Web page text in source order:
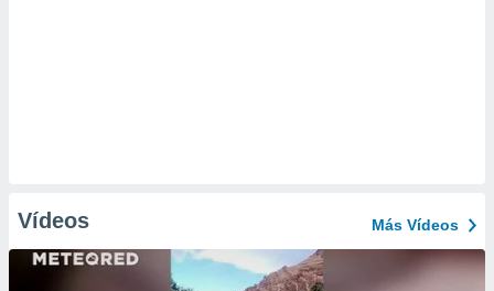
Vídeos Más Vídeos